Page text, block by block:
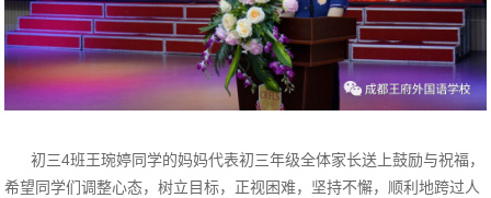
初三4班王琬婷同学的妈妈代表初三年级全体家长送上鼓励与祝福，
希望同学们调整心态，树立目标，正视困难，坚持不懈，顺利地跨过人